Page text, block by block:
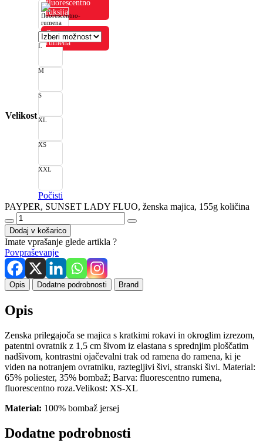
fluorescentno
fuksija
fluorescentno
rumena
Velikost
L
M
S
XL
XS
XXL
Počisti
PAYPER, SUNSET LADY FLUO, ženska majica, 155g količina
Dodaj v košarico
Imate vprašanje glede artikla ?
Povpraševanje
Opis Dodatne podrobnosti Brand
Opis
Zenska prilegajoča se majica s kratkimi rokavi in okroglim izrezom,
patentni ovratnik z 1,5 cm šivom iz elastana s sprednjim ploščatim
nadšivom, kontrastni ojačevalni trak od ramena do ramena, ki je
viden na notranjem ovratniku, raztegljivi šivi, stranski šivi. Material:
65% poliester, 35% bombaž; Barva: fluorescentno rumena,
fluorescentno roza.Velikost: XS-XL
Material: 100% bombaž jersej
Dodatne podrobnosti